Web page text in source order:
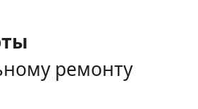
ремонту